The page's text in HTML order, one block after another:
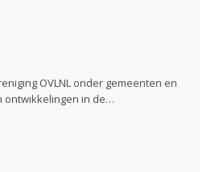
OVLNL onder gemeenten en
ontwikkelingen in de…